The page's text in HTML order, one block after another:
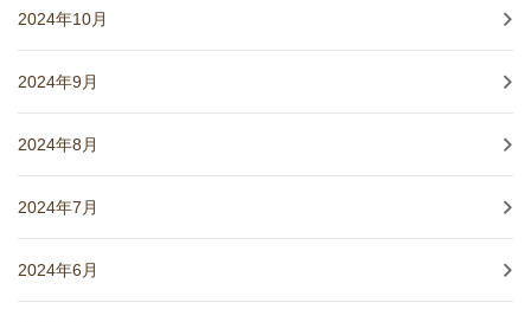
2024年10月
2024年9月
2024年8月
2024年7月
2024年6月